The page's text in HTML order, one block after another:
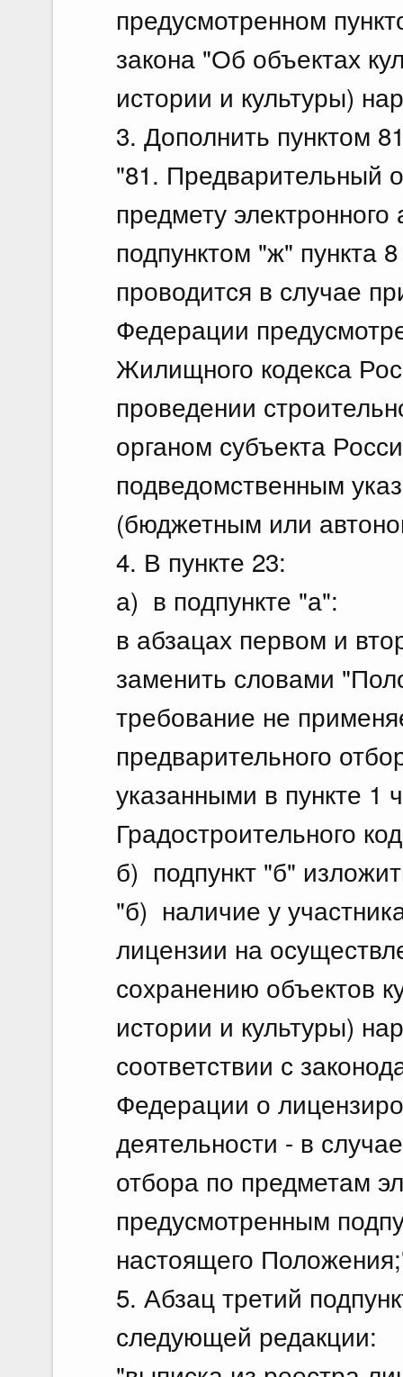
предусмотренном
закона "Об объектах
истории и культуры)
3. Дополнить пунктом
"81. Предварительный
предмету
подпунктом "ж" пункта
проводится в случае
Федерации
Жилищного кодекса
проведении
органом субъекта
подведомственным
(бюджетным или
4. В пункте 23:
а) в подпункте "а":
в абзацах первом и
заменить словами
требование не
предварительного
указанными в пункте 1
Градостроительного
б) подпункт "б"
"б) наличие у
лицензии на
сохранению объектов
истории и культуры)
соответствии с
Федерации о
деятельности - в
отбора по предметам
предусмотренным
настоящего
5. Абзац третий
следующей редакции: